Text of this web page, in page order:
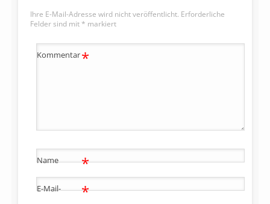
Ihre E-Mail-Adresse wird nicht veröffentlicht. Erforderliche
Felder sind mit * markiert
Kommentar*
Name *
E-Mail-
*